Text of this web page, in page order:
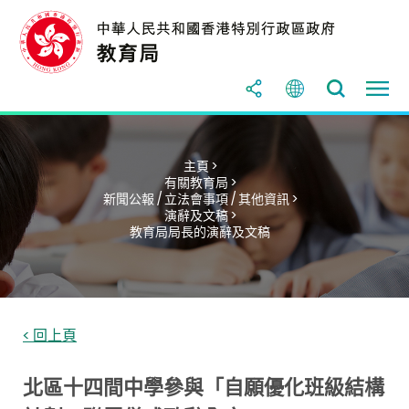
主頁 >
有關教育局 >
新聞公報 / 立法會事項 / 其他資訊 >
演辭及文稿 >
教育局局長的演辭及文稿
< 回上頁
北區十四間中學參與「自願優化班級結構